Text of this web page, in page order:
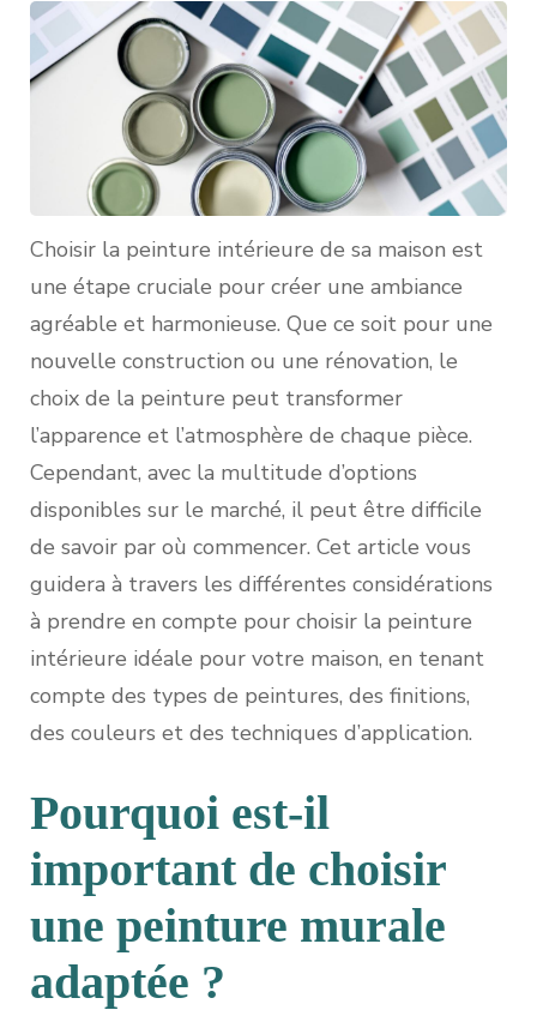
Choisir la peinture intérieure de sa maison est
une étape cruciale pour créer une ambiance
agréable et harmonieuse. Que ce soit pour une
nouvelle construction ou une rénovation, le
choix de la peinture peut transformer
l’apparence et l’atmosphère de chaque pièce.
Cependant, avec la multitude d’options
disponibles sur le marché, il peut être difficile
de savoir par où commencer. Cet article vous
guidera à travers les différentes considérations
à prendre en compte pour choisir la peinture
intérieure idéale pour votre maison, en tenant
compte des types de peintures, des finitions,
des couleurs et des techniques d’application.
Pourquoi est-il
important de choisir
une peinture murale
adaptée ?